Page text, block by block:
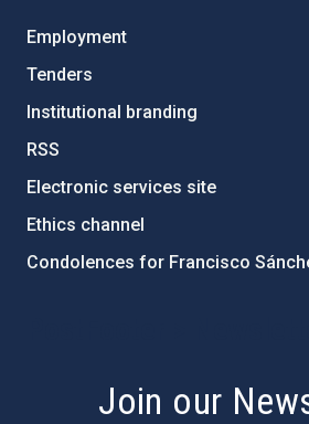
Employment
Tenders
Institutional branding
RSS
Electronic services site
Ethics channel
Condolences for Francisco
Join our